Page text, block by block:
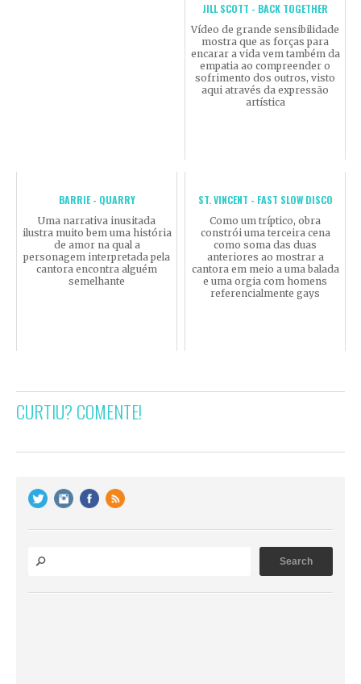
JILL SCOTT - BACK TOGETHER
Vídeo de grande sensibilidade
mostra que as forças para
encarar a vida vem também da
empatia ao compreender o
sofrimento dos outros, visto
aqui através da expressão
artística
BARRIE - QUARRY
Uma narrativa inusitada
ilustra muito bem uma história
de amor na qual a
personagem interpretada pela
cantora encontra alguém
semelhante
ST. VINCENT - FAST SLOW DISCO
Como um tríptico, obra
constrói uma terceira cena
como soma das duas
anteriores ao mostrar a
cantora em meio a uma balada
e uma orgia com homens
referencialmente gays
CURTIU? COMENTE!